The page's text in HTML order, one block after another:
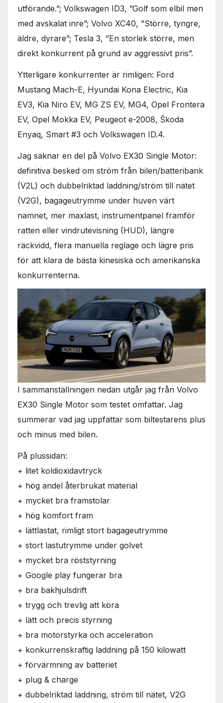
utförande.”; Volkswagen ID3, ”Golf som elbil men
med avskalat inre”; Volvo XC40, ”Större, tyngre,
äldre, dyrare”; Tesla 3, ”En storlek större, men
direkt konkurrent på grund av aggressivt pris”.
Ytterligare konkurrenter är rimligen: Ford
Mustang Mach-E, Hyundai Kona Electric, Kia
EV3, Kia Niro EV, MG ZS EV, MG4, Opel Frontera
EV, Opel Mokka EV, Peugeot e-2008, Škoda
Enyaq, Smart #3 och Volkswagen ID.4.
Jag saknar en del på Volvo EX30 Single Motor:
definitiva besked om ström från bilen/batteribank
(V2L) och dubbelriktad laddning/ström till nätet
(V2G), bagageutrymme under huven värt
namnet, mer maxlast, instrumentpanel framför
ratten eller vindrutevisning (HUD), längre
räckvidd, flera manuella reglage och lägre pris
för att klara de bästa kinesiska och amerikanska
konkurrenterna.
I sammanställningen nedan utgår jag från Volvo
EX30 Single Motor som testet omfattar. Jag
summerar vad jag uppfattar som biltestarens plus
och minus med bilen.
På plussidan:
+ litet koldioxidavtryck
+ hög andel återbrukat material
+ mycket bra framstolar
+ hög komfort fram
+ lättlastat, rimligt stort bagageutrymme
+ stort lastutrymme under golvet
+ mycket bra röststyrning
+ Google play fungerar bra
+ bra bakhjulsdrift
+ trygg och trevlig att köra
+ lätt och precis styrning
+ bra motorstyrka och acceleration
+ konkurrenskraftig laddning på 150 kilowatt
+ förvärmning av batteriet
+ plug & charge
+ dubbelriktad laddning, ström till nätet, V2G